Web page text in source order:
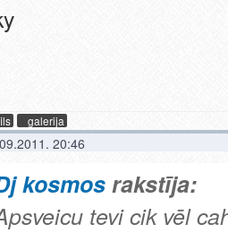
galerija
20:46
kosmosrakstīja:
tevi cik vēl